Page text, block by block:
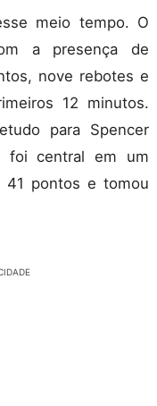
meio tempo. O
a presença de
nove rebotes e
12 minutos.
para Spencer
foi central em um
41 pontos e tomou